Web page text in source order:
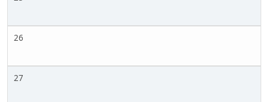
26
27